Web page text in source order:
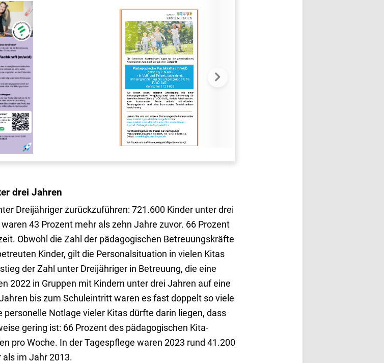
drei Jahren
Dreijähriger zurückzuführen: 721.600 Kinder unter drei
43 Prozent mehr als zehn Jahre zuvor. 66 Prozent
Obwohl die Zahl der pädagogischen Betreuungskräfte
Kinder, gilt die Personalsituation in vielen Kitas
der Zahl unter Dreijähriger in Betreuung, die eine
2022 in Gruppen mit Kindern unter drei Jahren auf eine
bis zum Schuleintritt waren es fast doppelt so viele
Notlage vieler Kitas dürfte darin liegen, dass
gering ist: 66 Prozent des pädagogischen Kita-
pro Woche. In der Tagespflege waren 2023 rund 41.200
im Jahr 2013.